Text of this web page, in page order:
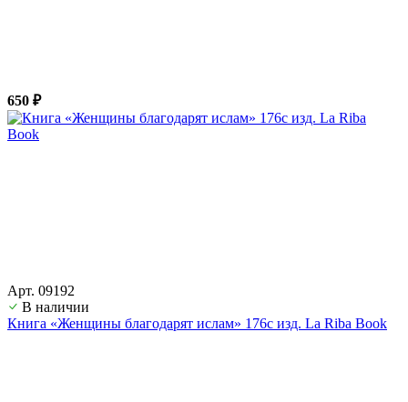
650 ₽
Арт. 09192
В наличии
Книга «Женщины благодарят ислам» 176с изд. La Riba Book